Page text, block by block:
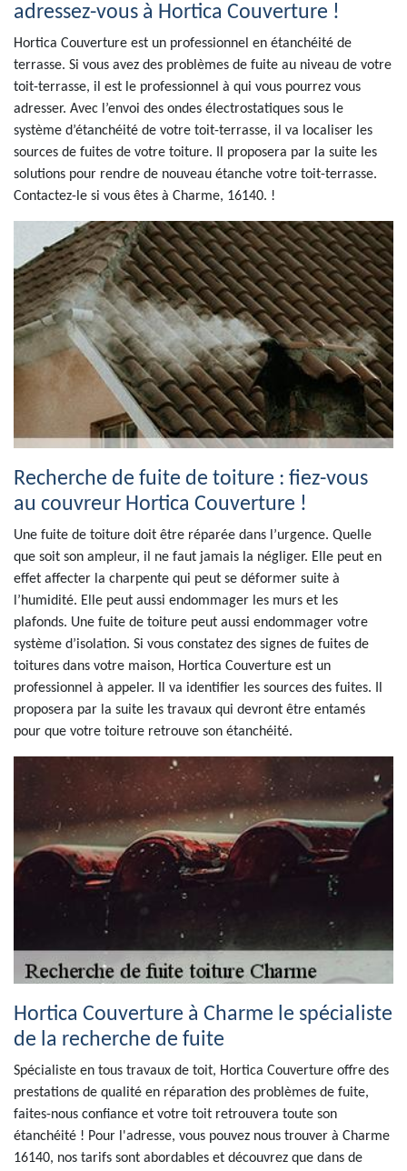
adressez-vous à Hortica Couverture !
Hortica Couverture est un professionnel en étanchéité de
terrasse. Si vous avez des problèmes de fuite au niveau de votre
toit-terrasse, il est le professionnel à qui vous pourrez vous
adresser. Avec l’envoi des ondes électrostatiques sous le
système d’étanchéité de votre toit-terrasse, il va localiser les
sources de fuites de votre toiture. Il proposera par la suite les
solutions pour rendre de nouveau étanche votre toit-terrasse.
Contactez-le si vous êtes à Charme, 16140. !
Recherche de fuite de toiture : fiez-vous
au couvreur Hortica Couverture !
Une fuite de toiture doit être réparée dans l’urgence. Quelle
que soit son ampleur, il ne faut jamais la négliger. Elle peut en
effet affecter la charpente qui peut se déformer suite à
l’humidité. Elle peut aussi endommager les murs et les
plafonds. Une fuite de toiture peut aussi endommager votre
système d’isolation. Si vous constatez des signes de fuites de
toitures dans votre maison, Hortica Couverture est un
professionnel à appeler. Il va identifier les sources des fuites. Il
proposera par la suite les travaux qui devront être entamés
pour que votre toiture retrouve son étanchéité.
Hortica Couverture à Charme le spécialiste
de la recherche de fuite
Spécialiste en tous travaux de toit, Hortica Couverture offre des
prestations de qualité en réparation des problèmes de fuite,
faites-nous confiance et votre toit retrouvera toute son
étanchéité ! Pour l'adresse, vous pouvez nous trouver à Charme
16140, nos tarifs sont abordables et découvrez que dans de